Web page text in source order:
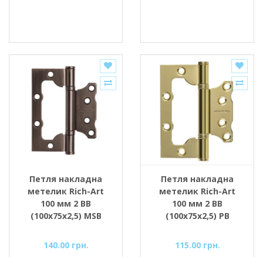
Петля накладна
метелик Rich-Art
100 мм 2 ВВ
(100х75х2,5) MSB
140.00 грн.
Петля накладна
метелик Rich-Art
100 мм 2 ВВ
(100х75х2,5) РВ
115.00 грн.